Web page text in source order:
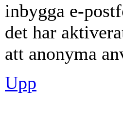
inbygga e-
det har
att anonyma
Upp